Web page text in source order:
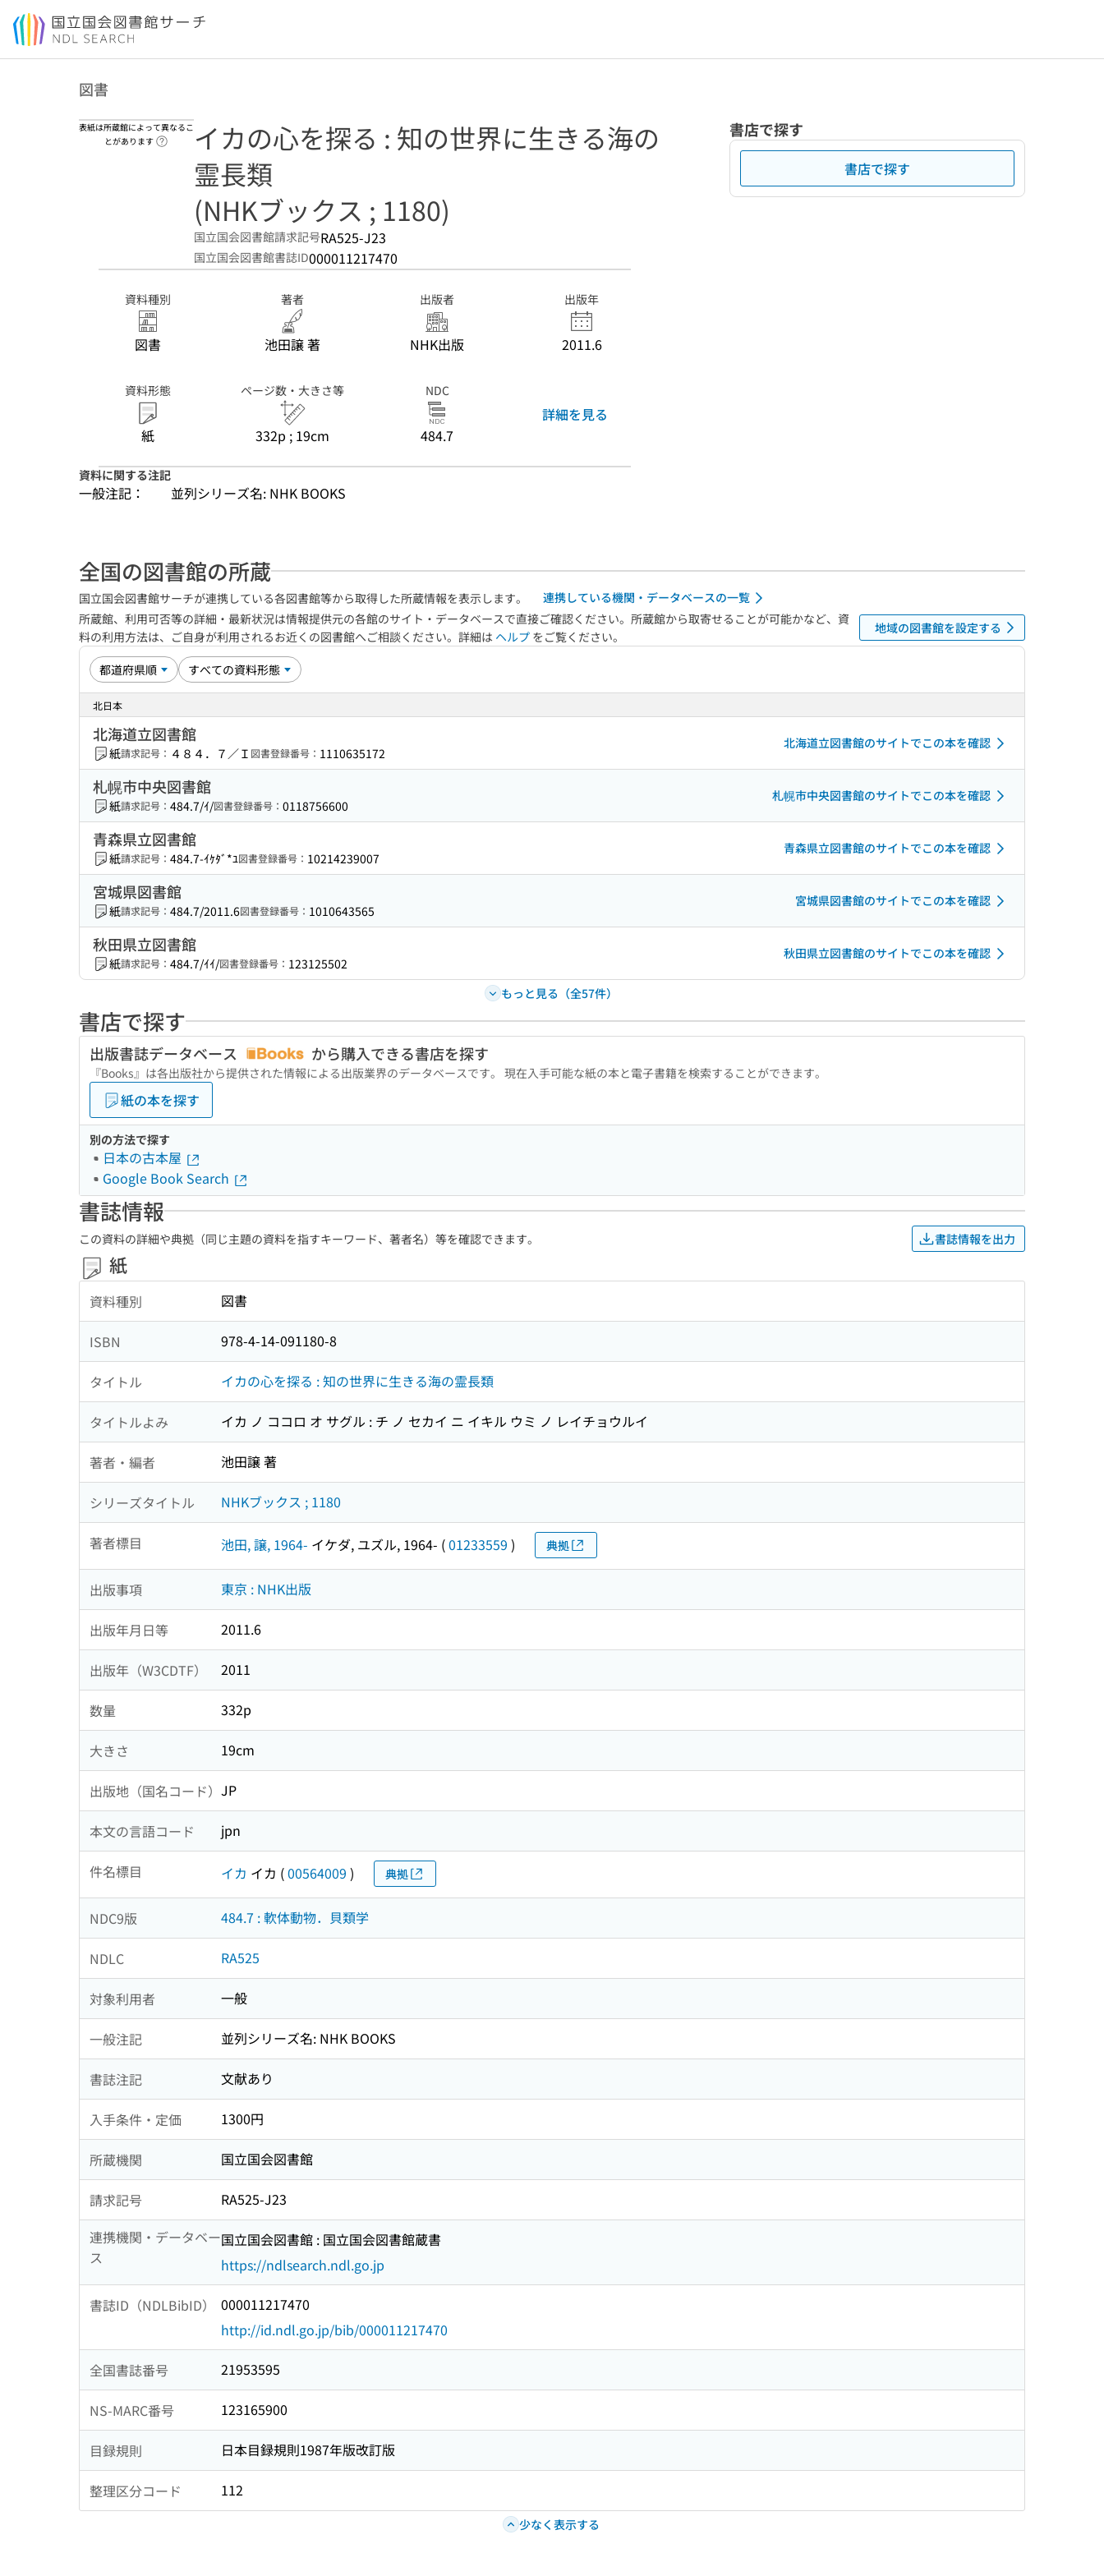
本文へ移動
図書
表紙は所蔵館によって異なるこ
とがあります
ヘルプページへのリンク
イカの心を探る : 知の世界に生きる海の
霊長類
(NHKブックス ; 1180)
国立国会図書館請求記号RA525-J23
国立国会図書館書誌ID000011217470
資料種別
図書
著者
池田譲 著
出版者
NHK出版
出版年
2011.6
資料形態
紙
ページ数・大きさ等
332p ; 19cm
NDC
484.7
詳細を見る
資料に関する注記
一般注記： 並列シリーズ名: NHK BOOKS
書店で探す
書店で探す
全国の図書館の所蔵
国立国会図書館サーチが連携している各図書館等から取得した所蔵情報を表示します。
連携している機関・データベースの一覧
所蔵館、利用可否等の詳細・最新状況は情報提供元の各館のサイト・データベースで直接ご確認ください。所蔵館から取寄せることが可能かなど、資
料の利用方法は、ご自身が利用されるお近くの図書館へご相談ください。詳細は ヘルプ をご覧ください。
地域の図書館を設定する
北日本
北海道立図書館
紙請求記号： ４８４．７／Ｉ 図書登録番号： 1110635172
北海道立図書館のサイトでこの本を確認
札幌市中央図書館
紙請求記号： 484.7/ｲ/図書登録番号： 0118756600
札幌市中央図書館のサイトでこの本を確認
青森県立図書館
紙請求記号： 484.7-ｲｹﾀﾞ*ﾕ図書登録番号： 10214239007
青森県立図書館のサイトでこの本を確認
宮城県図書館
紙請求記号： 484.7/2011.6図書登録番号： 1010643565
宮城県図書館のサイトでこの本を確認
秋田県立図書館
紙請求記号： 484.7/ｲｲ/図書登録番号： 123125502
秋田県立図書館のサイトでこの本を確認
もっと見る（全57件）
書店で探す
出版書誌データベース から購入できる書店を探す
『Books』は各出版社から提供された情報による出版業界のデータベースです。 現在入手可能な紙の本と電子書籍を検索することができます。
紙の本を探す
別の方法で探す
日本の古本屋
Google Book Search
書誌情報
この資料の詳細や典拠（同じ主題の資料を指すキーワード、著者名）等を確認できます。 書誌情報を出力
紙
資料種別 図書
ISBN 978-4-14-091180-8
タイトル イカの心を探る : 知の世界に生きる海の霊長類
タイトルよみ イカ ノ ココロ オ サグル : チ ノ セカイ ニ イキル ウミ ノ レイチョウルイ
著者・編者 池田譲 著
シリーズタイトル NHKブックス ; 1180
著者標目 池田, 譲, 1964- イケダ, ユズル, 1964- (01233559 ) 典拠
出版事項 東京 : NHK出版
出版年月日等 2011.6
出版年（W3CDTF） 2011
数量 332p
大きさ 19cm
出版地（国名コード） JP
本文の言語コード jpn
件名標目 イカ イカ (00564009 ) 典拠
NDC9版 484.7 : 軟体動物．貝類学
NDLC RA525
対象利用者 一般
一般注記 並列シリーズ名: NHK BOOKS
書誌注記 文献あり
入手条件・定価 1300円
所蔵機関 国立国会図書館
請求記号
RA525-J23
連携機関・データベー
ス
国立国会図書館 : 国立国会図書館蔵書
https://ndlsearch.ndl.go.jp
書誌ID（NDLBibID）
000011217470
http://id.ndl.go.jp/bib/000011217470
全国書誌番号 21953595
NS-MARC番号 123165900
目録規則 日本目録規則1987年版改訂版
整理区分コード 112
少なく表示する